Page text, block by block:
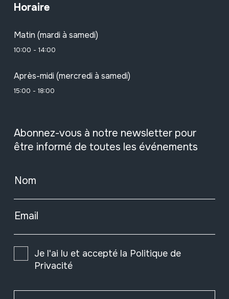
Horaire
Matin (mardi à samedi)
10:00 - 14:00
Après-midi (mercredi à samedi)
15:00 - 18:00
Abonnez-vous à notre newsletter pour
être informé de toutes les événements
Nom
Email
Je l'ai lu et accepté la Politique de
Privacité